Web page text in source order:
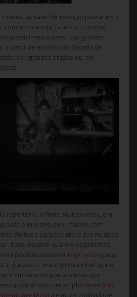
as salas de exibição passaram a
com um pianista, fazendo com que
inseparáveis. Nas grandes
a partir de meados da década de
por grandes órgãos ou, até
repertório, o filme, muitas vezes, era
para o maestro ou o músico, com
efeitos e características das músicas
disso, mesmo quando os pianistas
podiam adicionar improvisos para
E, para isso, era imprescindível que o
a fim de antecipar as cenas que
contar com um amplo repertório,
e técnica e muita criatividade.